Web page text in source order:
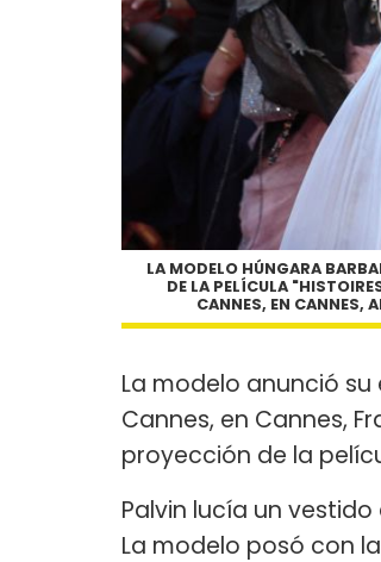
LA MODELO HÚNGARA
DE LA PELÍCULA
CANNES, EN CANNES,
La modelo anunció
Cannes, en Cannes,
proyección de la
Palvin lucía un
La modelo posó con